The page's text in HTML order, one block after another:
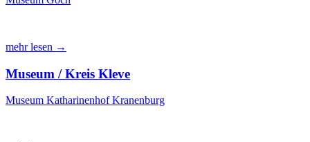
mehr lesen →
Museum / Kreis Kleve
Museum Katharinenhof Kranenburg